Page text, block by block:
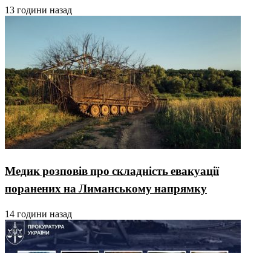
13 години назад
Медик розповів про складність евакуації
поранених на Лиманському напрямку
14 години назад